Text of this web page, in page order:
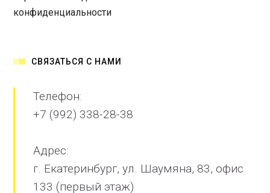
конфиденциальности
СВЯЗАТЬСЯ С НАМИ
Телефон:
+7 (992) 338-28-38
Адрес:
г. Екатеринбург, ул. Шаумяна, 83, офис
133 (первый этаж)